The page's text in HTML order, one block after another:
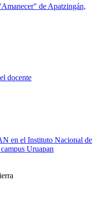
de Apatzingán,
docente
en el Instituto Nacional de
Uruapan